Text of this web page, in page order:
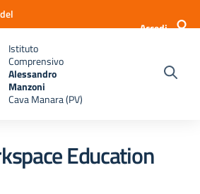
Accedi
Istituto
Comprensivo
Alessandro
Manzoni
Cava Manara (PV)
Education